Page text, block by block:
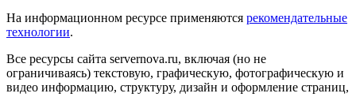
На информационном ресурсе применяются рекомендательные
технологии.
Все ресурсы сайта servernova.ru, включая (но не
ограничиваясь) текстовую, графическую, фотографическую и
видео информацию, структуру, дизайн и оформление страниц,